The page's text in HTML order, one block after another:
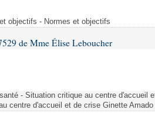
objectifs - Normes et objectifs
de Mme Élise Leboucher
- Situation critique au centre d'accueil
centre d'accueil et de crise Ginette Amado